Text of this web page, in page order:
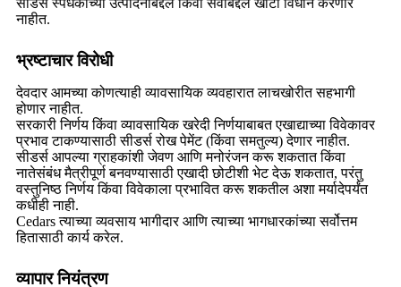
नाहीत.
भ्रष्टाचार विरोधी
देवदार आमच्या कोणत्याही व्यावसायिक व्यवहारात लाचखोरीत सहभागी
होणार नाहीत.
सरकारी निर्णय किंवा व्यावसायिक खरेदी निर्णयाबाबत एखाद्याच्या विवेकावर
प्रभाव टाकण्यासाठी सीडर्स रोख पेमेंट (किंवा समतुल्य) देणार नाहीत.
सीडर्स आपल्या ग्राहकांशी जेवण आणि मनोरंजन करू शकतात किंवा
नातेसंबंध मैत्रीपूर्ण बनवण्यासाठी एखादी छोटीशी भेट देऊ शकतात, परंतु
वस्तुनिष्ठ निर्णय किंवा विवेकाला प्रभावित करू शकतील अशा मर्यादेपर्यंत
कधीही नाही.
Cedars त्याच्या व्यवसाय भागीदार आणि त्याच्या भागधारकांच्या सर्वोत्तम
हितासाठी कार्य करेल.
व्यापार नियंत्रण